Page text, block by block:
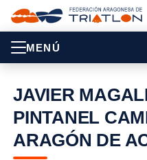
MENÚ
JAVIER
PINTANEL
ARAGÓN DE